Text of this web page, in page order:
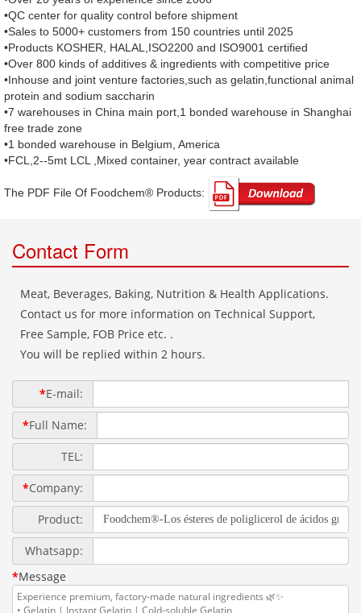
•QC center for quality control before shipment
•Sales to 5000+ customers from 150 countries until 2025
•Products KOSHER, HALAL,ISO2200 and ISO9001 certified
•Over 800 kinds of additives & ingredients with competitive price
•Inhouse and joint venture factories,such as gelatin,functional animal
protein and sodium saccharin
•7 warehouses in China main port,1 bonded warehouse in Shanghai
free trade zone
•1 bonded warehouse in Belgium, America
•FCL,2--5mt LCL ,Mixed container, year contract available
The PDF File Of Foodchem® Products: